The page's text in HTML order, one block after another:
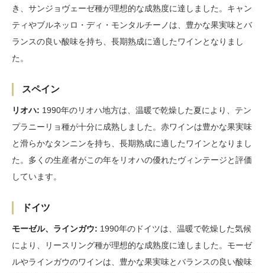
き、サンジョヴェーゼ種が理想的な成熟度に達しました。キャン
ティやブルネッロ・ディ・モンタルチーノは、豊かな果実味とバ
ランスの良い酸味を持ち、長期熟成に適したワインとなりまし
た。
スペイン
リオハ: 1990年のリオハ地方は、温暖で乾燥した夏により、テン
プラニーリョ種が十分に成熟しました。赤ワインは豊かな果実味
と滑らかなタンニンを持ち、長期熟成に適したワインとなりまし
た。多くの生産者がこの年をリオハの優れたヴィンテージと評価
しています。
ドイツ
モーゼル、ラインガウ: 1990年のドイツは、温暖で乾燥した気候
により、リースリング種が理想的な成熟度に達しました。モーゼ
ルやラインガウのワインは、豊かな果実味とバランスの良い酸味